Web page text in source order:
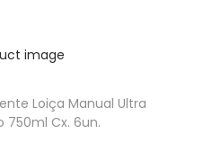
Loiça Manual Ultra
750ml Cx. 6un.